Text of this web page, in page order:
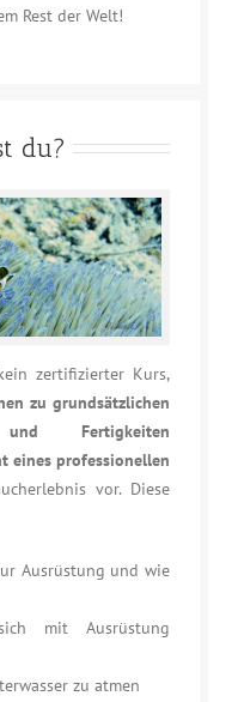
Rest der Welt!
du?
zertifizierter Kurs,
zu grundsätzlichen
und Fertigkeiten
eines professionellen
vor. Diese
Ausrüstung und wie
mit Ausrüstung
zu atmen